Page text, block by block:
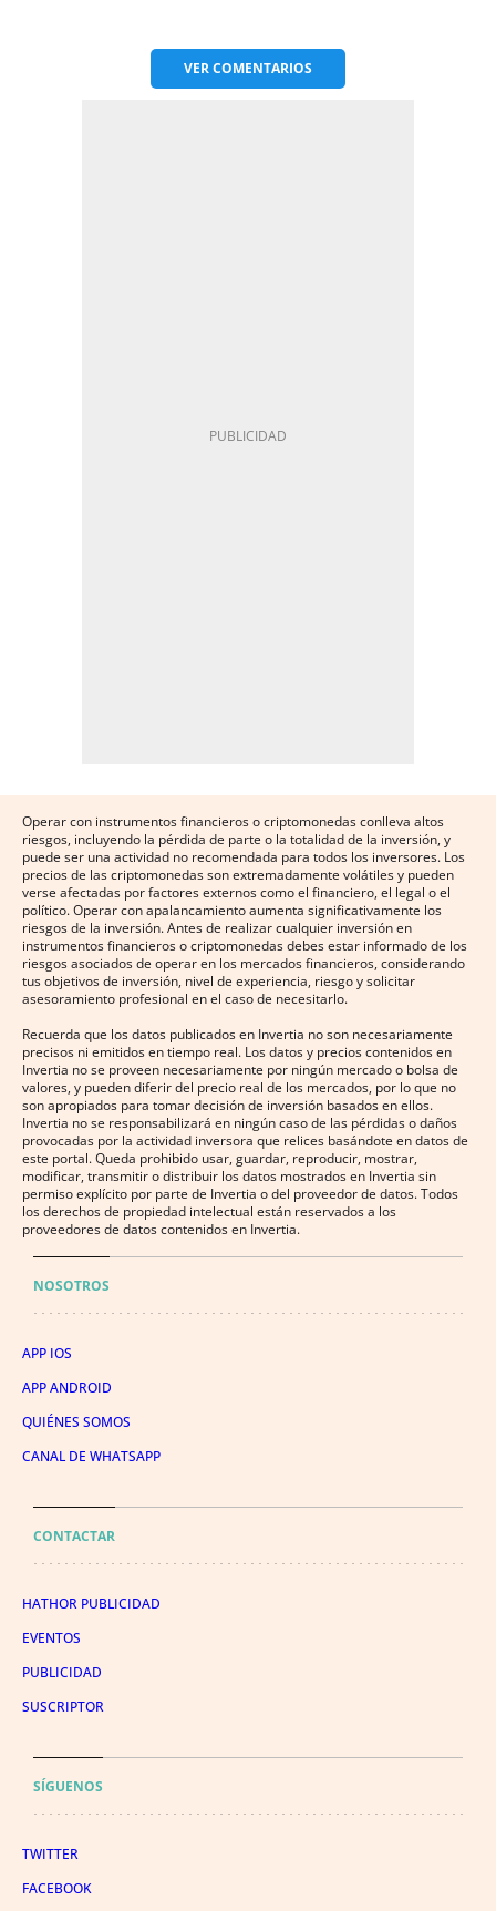
VERCOMENTARIOS
Operar con instrumentos financieros o criptomonedas conlleva altos
riesgos, incluyendo la pérdida de parte o la totalidad de la inversión, y
puede ser una actividad no recomendada para todos los inversores. Los
precios de las criptomonedas son extremadamente volátiles y pueden
verse afectadas por factores externos como el financiero, el legal o el
político. Operar con apalancamiento aumenta significativamente los
riesgos de la inversión. Antes de realizar cualquier inversión en
instrumentos financieros o criptomonedas debes estar informado de los
riesgos asociados de operar en los mercados financieros, considerando
tus objetivos de inversión, nivel de experiencia, riesgo y solicitar
asesoramiento profesional en el caso de necesitarlo.
Recuerda que los datos publicados en Invertia no son necesariamente
precisos ni emitidos en tiempo real. Los datos y precios contenidos en
Invertia no se proveen necesariamente por ningún mercado o bolsa de
valores, y pueden diferir del precio real de los mercados, por lo que no
son apropiados para tomar decisión de inversión basados en ellos.
Invertia no se responsabilizará en ningún caso de las pérdidas o daños
provocadas por la actividad inversora que relices basándote en datos de
este portal. Queda prohibido usar, guardar, reproducir, mostrar,
modificar, transmitir o distribuir los datos mostrados en Invertia sin
permiso explícito por parte de Invertia o del proveedor de datos. Todos
los derechos de propiedad intelectual están reservados a los
proveedores de datos contenidos en Invertia.
NOSOTROS
APP IOS
APP ANDROID
QUIÉNES SOMOS
CANAL DE WHATSAPP
CONTACTAR
HATHOR PUBLICIDAD
EVENTOS
PUBLICIDAD
SUSCRIPTOR
SÍGUENOS
TWITTER
FACEBOOK